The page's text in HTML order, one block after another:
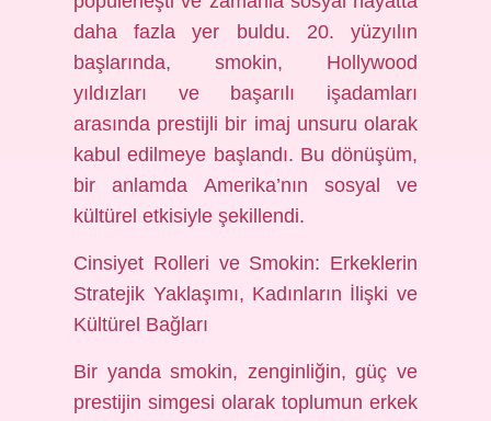
daha fazla yer buldu. 20. yüzyılın
başlarında, smokin, Hollywood
yıldızları ve başarılı işadamları
arasında prestijli bir imaj unsuru olarak
kabul edilmeye başlandı. Bu dönüşüm,
bir anlamda Amerika’nın sosyal ve
kültürel etkisiyle şekillendi.
Cinsiyet Rolleri ve Smokin: Erkeklerin
Stratejik Yaklaşımı, Kadınların İlişki ve
Kültürel Bağları
Bir yanda smokin, zenginliğin, güç ve
prestijin simgesi olarak toplumun erkek